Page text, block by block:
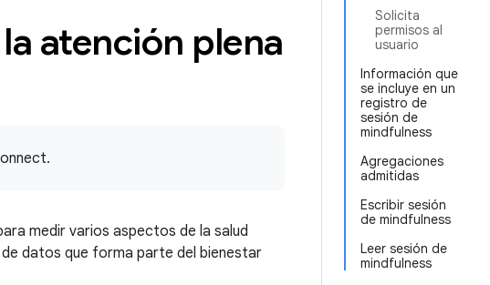
Solicita
permisos al
usuario
Información que
se incluye en un
registro de
sesión de
mindfulness
Agregaciones
admitidas
Escribir sesión
de mindfulness
Leer sesión de
mindfulness
atención plena
medir varios aspectos de la salud
datos que forma parte del bienestar